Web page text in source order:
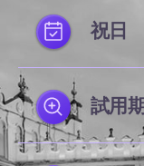
祝日
試用